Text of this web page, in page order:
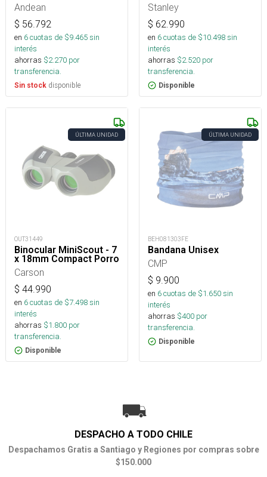
Andean
$ 56.792
en 6cuotas de $9.465sin
interés
ahorras $2.270 por
transferencia.
Sin stock disponible
Stanley
$ 62.990
en 6cuotas de $10.498sin
interés
ahorras $2.520 por
transferencia.
Disponible
ÚLTIMA UNIDAD
OUT31449
Binocular MiniScout - 7
x 18mm Compact Porro
Carson
$ 44.990
en 6cuotas de $7.498sin
interés
ahorras $1.800 por
transferencia.
Disponible
ÚLTIMA UNIDAD
BEH081303FE
Bandana Unisex
CMP
$ 9.900
en 6cuotas de $1.650sin
interés
ahorras $400 por
transferencia.
Disponible
DESPACHO A TODO CHILE
Despachamos Gratis a Santiago y Regiones por compras sobre
$150.000